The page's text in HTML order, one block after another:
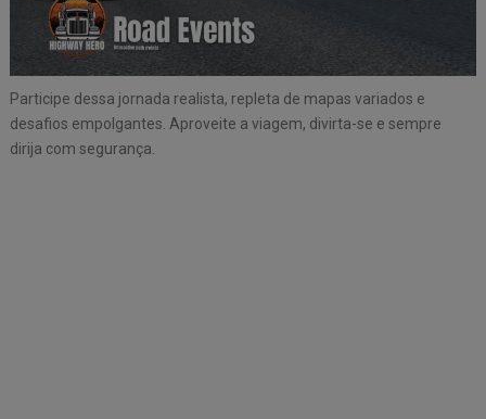
Participe dessa jornada realista, repleta de mapas variados e
desafios empolgantes. Aproveite a viagem, divirta-se e sempre
dirija com segurança.